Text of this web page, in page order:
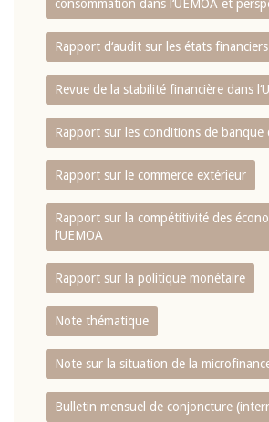
consommation dans l‘UEMOA et
Rapport d‘audit sur les états
Revue de la stabilité financière dans
Rapport sur les conditions de banque
Rapport sur le commerce extérieur
Rapport sur la compétitivité des
l‘UEMOA
Rapport sur la politique monétaire
Note thématique
Note sur la situation de la
Bulletin mensuel de conjoncture